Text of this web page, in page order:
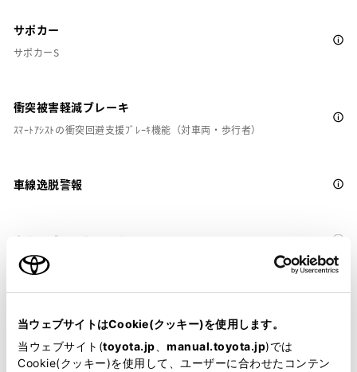
当ウェブサイトはCookie(クッキー)を使用します。
当ウェブサイト(toyota.jp manual.toyota.jp)では
Cookie(クッキー)を使用して、ユーザーに合わせたコンテン
サポカー
サポカーS
衝突被害軽減ブレーキ
ｽﾏｰﾄｱｼｽﾄの衝突回避支援ﾌﾞﾚｰｷ機能（対車両・歩行者）
車線逸脱警報
クルーズコントロール
先進ライト
ブラインドスポットモニター（後側方検知）